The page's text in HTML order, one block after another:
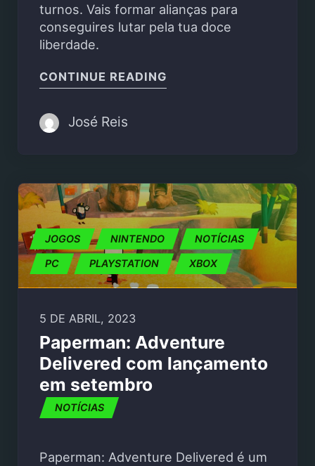
turnos. Vais formar alianças para
conseguires lutar pela tua doce
liberdade.
CONTINUE READING
José Reis
JOGOS NINTENDO NOTÍCIAS
PC PLAYSTATION XBOX
5 DE ABRIL, 2023
Paperman: Adventure
Delivered com lançamento
em setembro
NOTÍCIAS
Paperman: Adventure Delivered é um